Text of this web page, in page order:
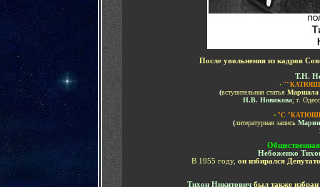
После увольнения из кадров
Т.Н.
• "
(вступительная статья Маршала
Н.В. Новикова; г.
• "С
(литературная запись
Общественная
Небоженко
В 1955 году, он избирался
Тихон Никитович был также